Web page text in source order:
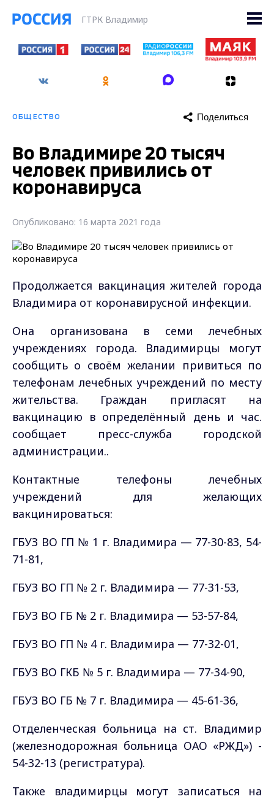
ГТРК Владимир
ОБЩЕСТВО Поделиться
Во Владимире 20 тысяч
человек привились от
коронавируса
Опубликовано: 16 марта 2021 года
Продолжается вакцинация жителей города
Владимира от коронавирусной инфекции.
Она организована в семи лечебных
учреждениях города. Владимирцы могут
сообщить о своём желании привиться по
телефонам лечебных учреждений по месту
жительства. Граждан пригласят на
вакцинацию в определённый день и час.
сообщает пресс-служба городской
администрации..
Контактные телефоны лечебных
учреждений для желающих
вакцинироваться:
ГБУЗ ВО ГП № 1 г. Владимира — 77-30-83, 54-
71-81,
ГБУЗ ВО ГП № 2 г. Владимира — 77-31-53,
ГБУЗ ВО ГБ № 2 г. Владимира — 53-57-84,
ГБУЗ ВО ГП № 4 г. Владимира — 77-32-01,
ГБУЗ ВО ГКБ № 5 г. Владимира — 77-34-90,
ГБУЗ ВО ГБ № 7 г. Владимира — 45-61-36,
Отделенческая больница на ст. Владимир
(железнодорожная больница ОАО «РЖД») -
54-32-13 (регистратура).
Также владимирцы могут записаться на